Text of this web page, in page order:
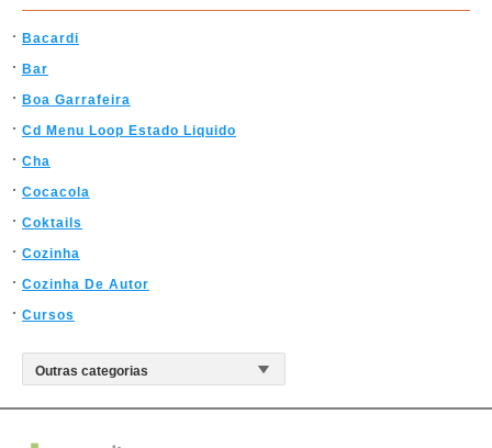
Bacardi
Bar
Boa Garrafeira
Cd Menu Loop Estado Liquido
Cha
Cocacola
Coktails
Cozinha
Cozinha De Autor
Cursos